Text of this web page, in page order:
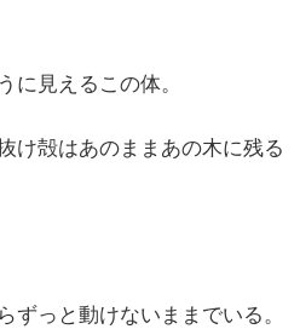
に見えるこの体。
け殻はあのままあの木に残る
ずっと動けないままでいる。